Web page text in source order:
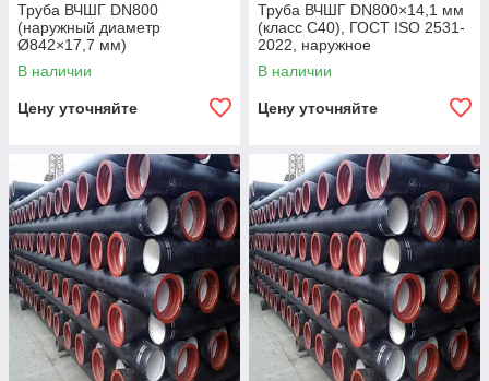
Труба ВЧШГ DN800
(наружный диаметр
Ø842×17,7 мм)
В наличии
Цену уточняйте
Труба ВЧШГ DN800×14,1 мм
(класс C40), ГОСТ ISO 2531-
2022, наружное
полиуретановое покрытие,
внутреннее цементно-
В наличии
Цену уточняйте